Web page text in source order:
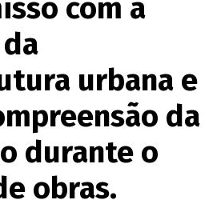
com a
urbana e
da
durante o
obras.